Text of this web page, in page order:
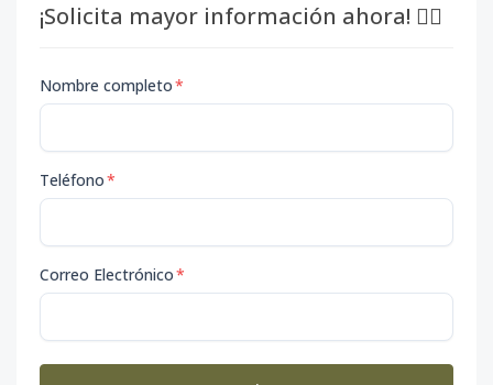
¡Solicita mayor información ahora! 👇🏽
Nombre completo*
Teléfono*
Correo Electrónico*